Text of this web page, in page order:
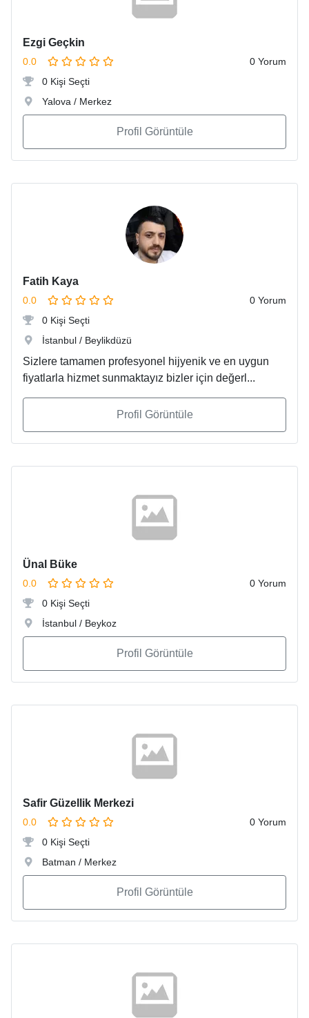
Ezgi Geçkin
0.0
0 Yorum
0 Kişi Seçti
Yalova / Merkez
Profil Görüntüle
Fatih Kaya
0.0
0 Yorum
0 Kişi Seçti
İstanbul / Beylikdüzü
Sizlere tamamen profesyonel hijyenik ve en uygun
fiyatlarla hizmet sunmaktayız bizler için değerl...
Profil Görüntüle
Ünal Büke
0.0
0 Yorum
0 Kişi Seçti
İstanbul / Beykoz
Profil Görüntüle
Safir Güzellik Merkezi
0.0
0 Yorum
0 Kişi Seçti
Batman / Merkez
Profil Görüntüle